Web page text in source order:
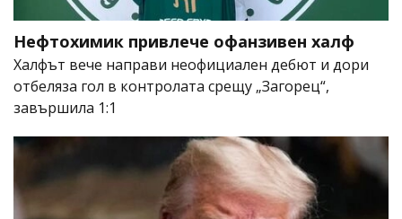
Нефтохимик привлече офанзивен халф
Халфът вече направи неофициален дебют и дори
отбеляза гол в контролата срещу „Загорец“,
завършила 1:1